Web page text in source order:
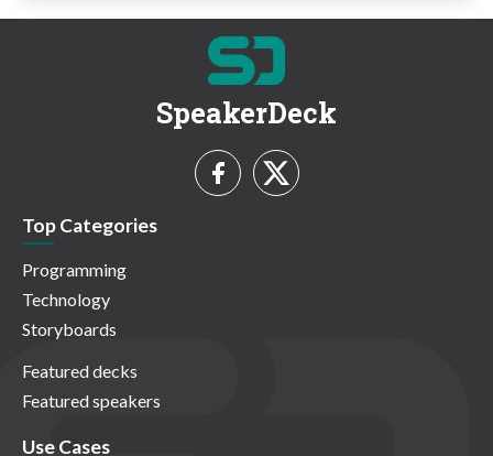
SpeakerDeck
Top Categories
Programming
Technology
Storyboards
Featured decks
Featured speakers
Use Cases